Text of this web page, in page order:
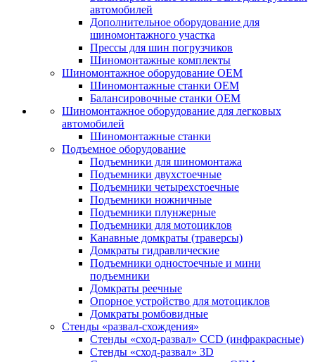
автомобилей
Дополнительное оборудование для
шиномонтажного участка
Прессы для шин погрузчиков
Шиномонтажные комплекты
Шиномонтажное оборудование ОЕМ
Шиномонтажные станки ОЕМ
Балансировочные станки ОЕМ
Шиномонтажное оборудование для легковых
автомобилей
Шиномонтажные станки
Подъемное оборудование
Подъемники для шиномонтажа
Подъемники двухстоечные
Подъемники четырехстоечные
Подъемники ножничные
Подъемники плунжерные
Подъемники для мотоциклов
Канавные домкраты (траверсы)
Домкраты гидравлические
Подъемники одностоечные и мини
подъемники
Домкраты реечные
Опорное устройство для мотоциклов
Домкраты ромбовидные
Стенды «развал-схождения»
Стенды «сход-развал» CCD (инфракрасные)
Стенды «сход-развал» 3D